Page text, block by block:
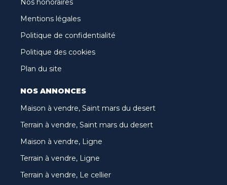
Nos honoraires
Mentions légales
Politique de confidentialité
Politique des cookies
Plan du site
NOS ANNONCES
Maison à vendre, Saint mars du desert
Terrain à vendre, Saint mars du desert
Maison à vendre, Ligne
Terrain à vendre, Ligne
Terrain à vendre, Le cellier